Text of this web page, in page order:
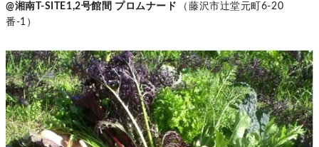
@湘南T-SITE1,2号館間 プロムナード
（藤沢市辻堂元町6-20
番-1）